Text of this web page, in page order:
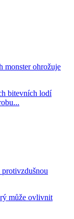
monster ohrožuje
bitevních lodí
může ovlivnit